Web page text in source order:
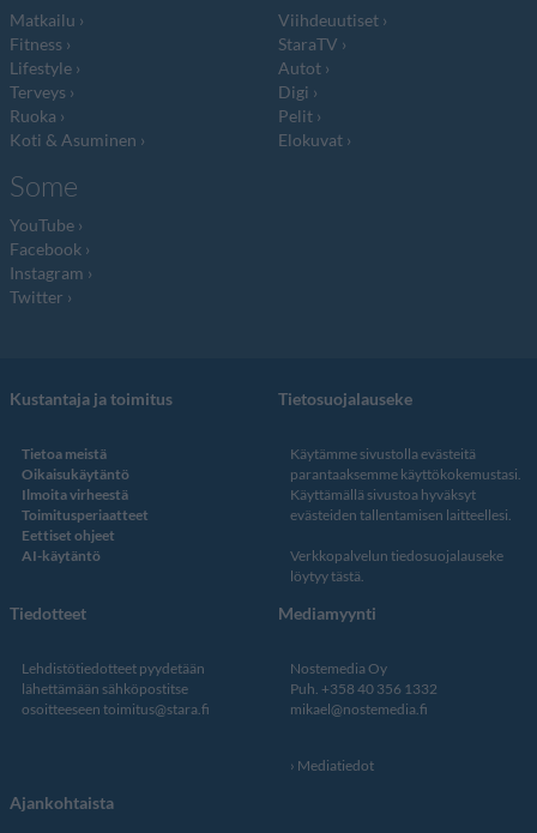
Matkailu
Fitness
Lifestyle
Terveys
Ruoka
Koti & Asuminen
Viihdeuutiset
StaraTV
Autot
Digi
Pelit
Elokuvat
Some
YouTube
Facebook
Instagram
Twitter
Kustantaja ja toimitus
Tietoa meistä
Oikaisukäytäntö
Ilmoita virheestä
Toimitusperiaatteet
Eettiset ohjeet
AI-käytäntö
Tietosuojalauseke
Käytämme sivustolla evästeitä
parantaaksemme käyttökokemustasi.
Käyttämällä sivustoa hyväksyt
evästeiden tallentamisen laitteellesi.
Verkkopalvelun tiedosuojalauseke
löytyy tästä.
Tiedotteet
Lehdistötiedotteet pyydetään
lähettämään sähköpostitse
osoitteeseen toimitus@stara.fi
Mediamyynti
Nostemedia Oy
Puh. +358 40 356 1332
mikael@nostemedia.fi
Mediatiedot
Ajankohtaista